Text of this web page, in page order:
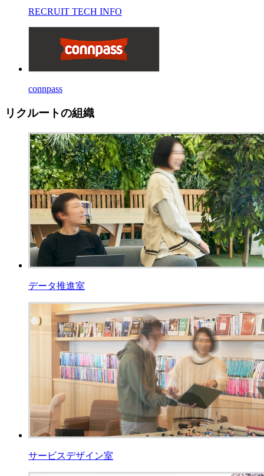
RECRUIT TECH INFO
connpass
リクルートの組織
データ推進室
サービスデザイン室